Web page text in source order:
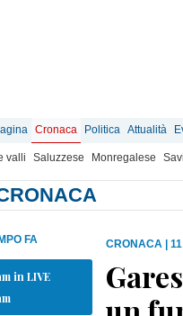
Cronaca Politica Attualità
valli Saluzzese Monregalese
FA
in LIVE
CRONACA